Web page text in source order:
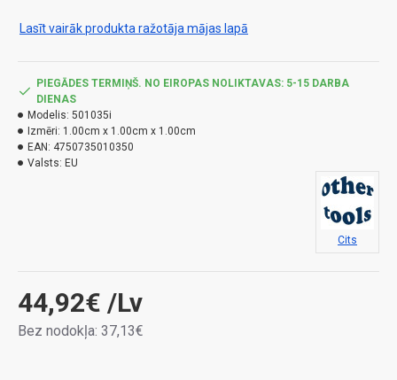
Lasīt vairāk produkta ražotāja mājas lapā
44,92€ /Lv
Bez nodokļa: 37,13€
PIEGĀDES TERMIŅŠ. NO EIROPAS NOLIKTAVAS: 5-15 DARBA
DIENAS
Modelis: 501035i
Izmēri: 1.00cm x 1.00cm x 1.00cm
EAN: 4750735010350
Valsts: EU
Cits